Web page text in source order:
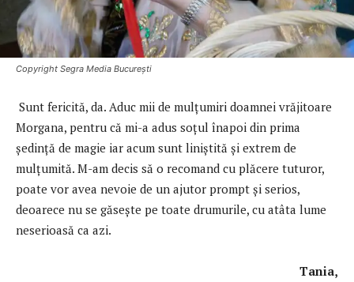
Copyright Segra Media București
Sunt fericită, da. Aduc mii de mulţumiri doamnei vrăjitoare
Morgana, pentru că mi-a adus soţul înapoi din prima
şedinţă de magie iar acum sunt liniștită şi extrem de
mulţumită. M-am decis să o recomand cu plăcere tuturor,
poate vor avea nevoie de un ajutor prompt și serios,
deoarece nu se găsește pe toate drumurile, cu atâta lume
neserioasă ca azi.
Tania,